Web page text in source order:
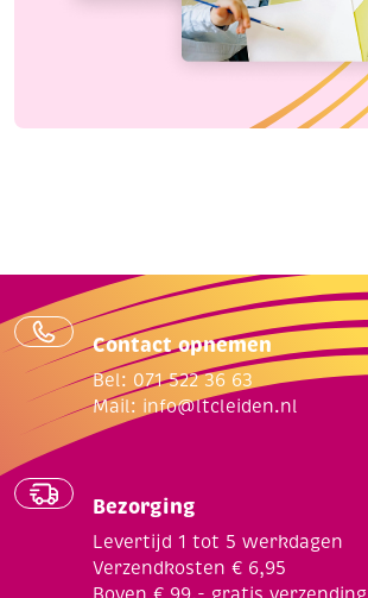
Contact opnemen
Bel: 071 522 36 63
Mail: info@ltcleiden.nl
Bezorging
Levertijd 1 tot 5 werkdagen
Verzendkosten € 6,95